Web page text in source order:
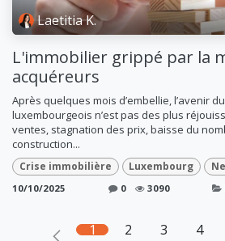
Laetitia K.
L'immobilier grippé par la
acquéreurs
Après quelques mois d’embellie, l’avenir
luxembourgeois n’est pas des plus
ventes, stagnation des prix, baisse du
construction...
Crise immobilière Luxembourg
10/10/2025 0 3090
1 2 3 4